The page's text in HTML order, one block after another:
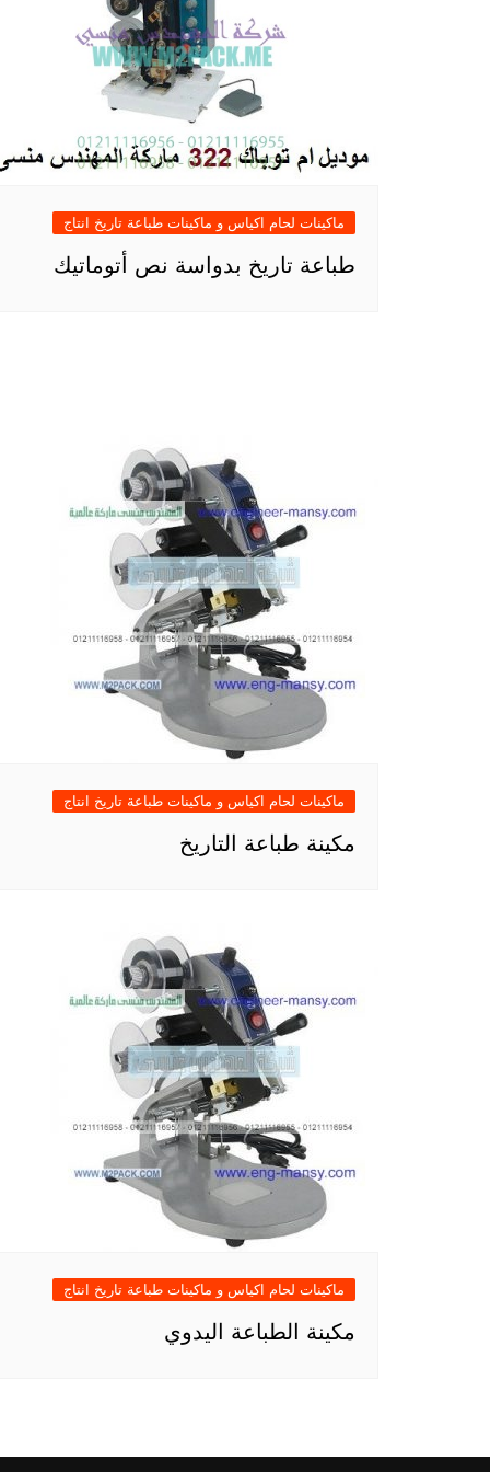
ماكينات لحام اكياس و ماكينات طباعة تاريخ انتاج
طباعة تاريخ بدواسة نص أتوماتيك
ماكينات لحام اكياس و ماكينات طباعة تاريخ انتاج
مكينة طباعة التاريخ
ماكينات لحام اكياس و ماكينات طباعة تاريخ انتاج
مكينة الطباعة اليدوي